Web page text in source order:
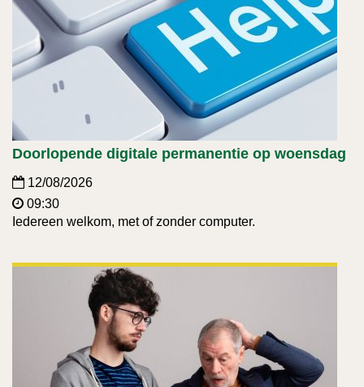
Doorlopende digitale permanentie op woensdag
12/08/2026
09:30
Iedereen welkom, met of zonder computer.